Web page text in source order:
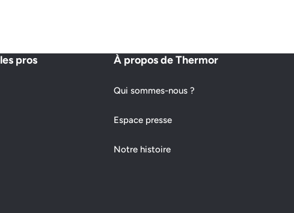
pros À propos de Thermor
Qui sommes-nous ?
Espace presse
Notre histoire